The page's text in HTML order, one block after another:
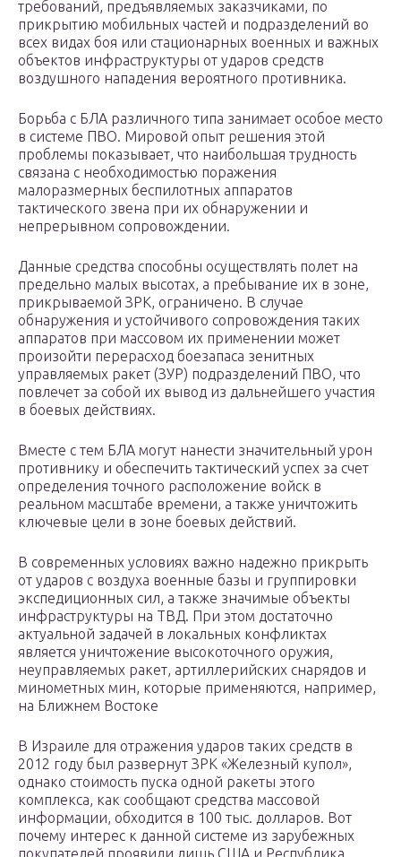
требований, предъявляемых заказчиками, по
прикрытию мобильных частей и подразделений во
всех видах боя или стационарных военных и важ­ных
объектов инфраструктуры от ударов средств
воздушного нападения вероятно­го противника.
Борьба с БЛА различного типа за­нимает особое место
в системе ПВО. Мировой опыт решения этой
проблемы показывает, что наибольшая трудность
связана с необходимостью поражения
малоразмерных беспилотных аппаратов
тактического звена при их обнаружении и
непрерывном сопровождении.
Данные средства способны осущест­влять полет на
предельно малых высотах, а пребывание их в зоне,
прикрываемой ЗРК, ограничено. В случае
обнаружения и устойчивого сопровождения таких
аппаратов при массовом их применении может
произойти перерасход боезапаса зенитных
управляемых ракет (ЗУР) подразделений ПВО, что
повлечет за собой их вывод из дальнейшего участия
в боевых действиях.
Вместе с тем БЛА могут нанести значи­тельный урон
противнику и обеспечить тактический успех за счет
определения точного расположение войск в
реальном масштабе времени, а также уничтожить
ключевые цели в зоне боевых действий.
В современных условиях важно надеж­но прикрыть
от ударов с воздуха военные базы и группировки
экспедиционных сил, а также значимые объекты
инфра­структуры на ТВД. При этом достаточно
актуальной задачей в локальных кон­фликтах
является уничтожение высоко­точного оружия,
неуправляемых ракет, артиллерийских снарядов и
минометных мин, которые применяются, например,
на Ближнем Востоке
В Израиле для отражения ударов таких средств в
2012 году был развернут ЗРК «Железный купол»,
однако стоимость пуска одной ракеты этого
комплекса, как сообщают средства массовой
информа­ции, обходится в 100 тыс. долларов. Вот
почему интерес к данной системе из зарубежных
покупателей проявили лишь США и Республика